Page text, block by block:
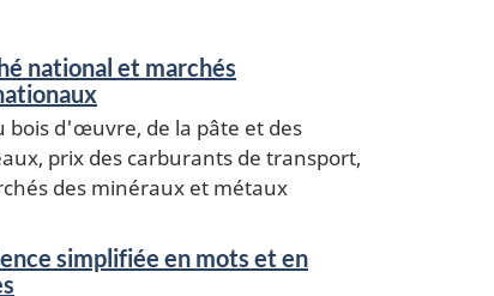
national et marchés
bois d'œuvre, de la pâte et des
prix des carburants de transport,
des minéraux et métaux
simplifiée en mots et en